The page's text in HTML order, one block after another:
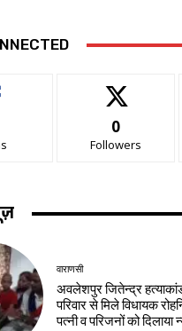
0
Followers
वाराणसी
अवलेशपुर जितेन्द्र
परिवार से मिले विधायक
पत्नी व परिजनों को दिलाया